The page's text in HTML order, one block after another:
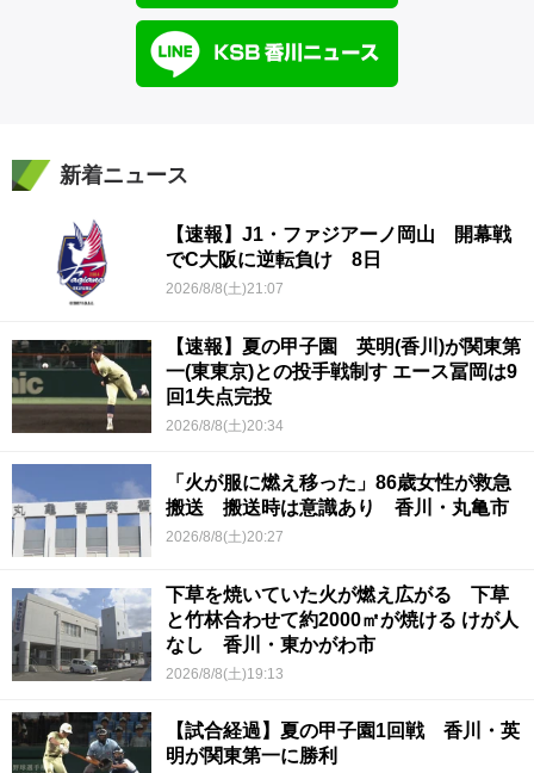
新着ニュース
【速報】J1・ファジアーノ岡山 開幕戦
でC大阪に逆転負け 8日
2026/8/8(土)21:07
【速報】夏の甲子園 英明(香川)が関東第
一(東東京)との投手戦制す エース冨岡は9
回1失点完投
2026/8/8(土)20:34
「火が服に燃え移った」86歳女性が救急
搬送 搬送時は意識あり 香川・丸亀市
2026/8/8(土)20:27
下草を焼いていた火が燃え広がる 下草
と竹林合わせて約2000㎡が焼ける けが人
なし 香川・東かがわ市
2026/8/8(土)19:13
【試合経過】夏の甲子園1回戦 香川・英
明が関東第一に勝利